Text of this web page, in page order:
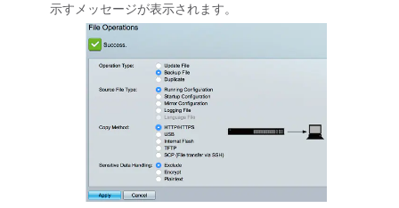
示すメッセージが表示されます。